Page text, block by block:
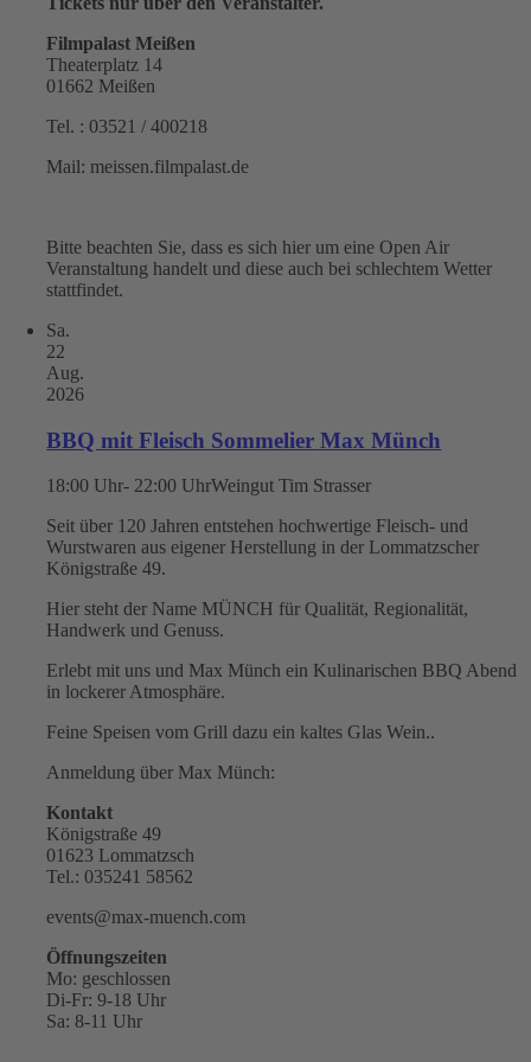
Filmpalast Meißen
Theaterplatz 14
01662 Meißen
Tel. : 03521 / 400218
Mail: meissen.filmpalast.de
Bitte beachten Sie, dass es sich hier um eine Open Air
Veranstaltung handelt und diese auch bei schlechtem Wetter
stattfindet.
Sa.
22
Aug.
2026
BBQ mit Fleisch Sommelier Max Münch
18:00 Uhr- 22:00 UhrWeingut Tim Strasser
Seit über 120 Jahren entstehen hochwertige Fleisch- und
Wurstwaren aus eigener Herstellung in der Lommatzscher
Königstraße 49.
Hier steht der Name MÜNCH für Qualität, Regionalität,
Handwerk und Genuss.
Erlebt mit uns und Max Münch ein Kulinarischen BBQ Abend
in lockerer Atmosphäre.
Feine Speisen vom Grill dazu ein kaltes Glas Wein..
Anmeldung über Max Münch:
Kontakt
Königstraße 49
01623 Lommatzsch
Tel.: 035241 58562
events@max-muench.com
Öffnungszeiten
Mo: geschlossen
Di-Fr: 9-18 Uhr
Sa: 8-11 Uhr